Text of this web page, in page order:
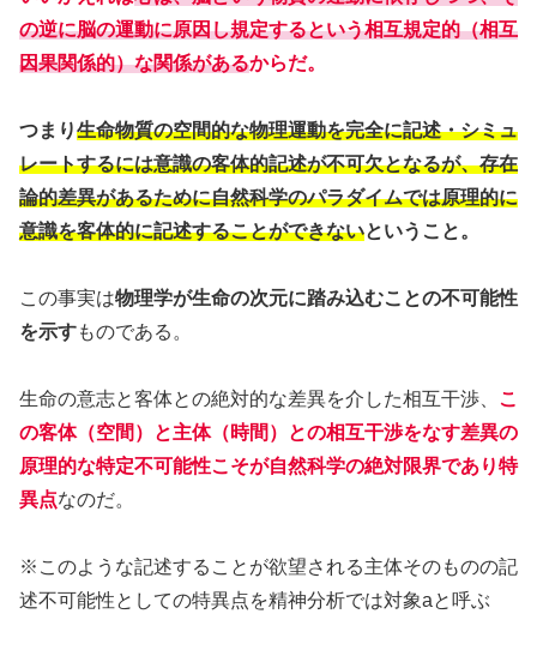
の逆に脳の運動に原因し規定するという相互規定的（相互
因果関係的）な関係があるからだ。
つまり生命物質の空間的な物理運動を完全に記述・シミュ
レートするには意識の客体的記述が不可欠となるが、存在
論的差異があるために自然科学のパラダイムでは原理的に
意識を客体的に記述することができないということ。
この事実は物理学が生命の次元に踏み込むことの不可能性
を示すものである。
生命の意志と客体との絶対的な差異を介した相互干渉、 こ
の客体（空間）と主体（時間）との相互干渉をなす差異の
原理的な特定不可能性こそが自然科学の絶対限界であり特
異点なのだ。
※このような記述することが欲望される主体そのものの記
述不可能性としての特異点を精神分析では対象aと呼ぶ